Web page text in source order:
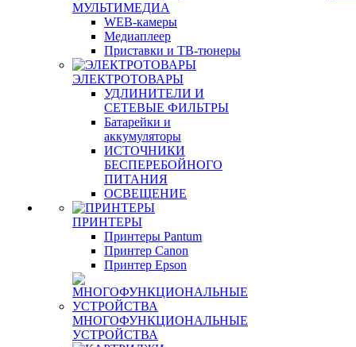
МУЛЬТИМЕДИА
WEB-камеры
Медиаплеер
Приставки и ТВ-тюнеры
ЭЛЕКТРОТОВАРЫ
УДЛИНИТЕЛИ И
СЕТЕВЫЕ ФИЛЬТРЫ
Батарейки и
аккумуляторы
ИСТОЧНИКИ
БЕСПЕРЕБОЙНОГО
ПИТАНИЯ
ОСВЕЩЕНИЕ
ПРИНТЕРЫ
Принтеры Pantum
Принтер Canon
Принтер Epson
МНОГОФУНКЦИОНАЛЬНЫЕ
УСТРОЙСТВА